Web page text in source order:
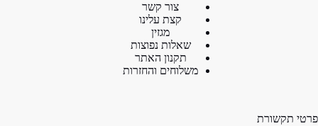
צור קשר
קצת עלינו
מגזין
שאלות נפוצות
תקנון האתר
משלוחים והחזרות
פרטי תקשורת